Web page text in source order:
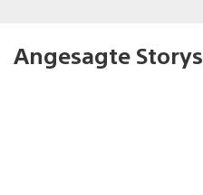
Angesagte Storys